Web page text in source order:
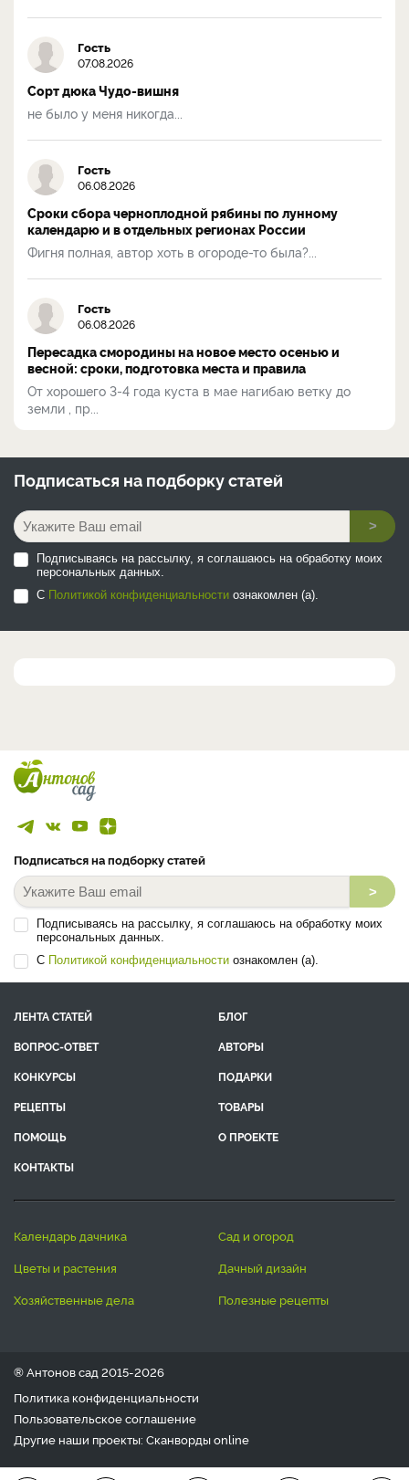
Гость
07.08.2026
Сорт дюка Чудо-вишня
не было у меня никогда...
Гость
06.08.2026
Сроки сбора черноплодной рябины по лунному
календарю и в отдельных регионах России
Фигня полная, автор хоть в огороде-то была?...
Гость
06.08.2026
Пересадка смородины на новое место осенью и
весной: сроки, подготовка места и правила
От хорошего 3-4 года куста в мае нагибаю ветку до
земли , пр...
Подписаться на подборку статей
>
Подписываясь на рассылку, я соглашаюсь на обработку моих
персональных данных.
С Политикой конфиденциальности ознакомлен (а).
Подписаться на подборку статей
>
Подписываясь на рассылку, я соглашаюсь на обработку моих
персональных данных.
С Политикой конфиденциальности ознакомлен (а).
ЛЕНТА СТАТЕЙ
БЛОГ
ВОПРОС-ОТВЕТ
АВТОРЫ
КОНКУРСЫ
ПОДАРКИ
РЕЦЕПТЫ
ТОВАРЫ
ПОМОЩЬ
О ПРОЕКТЕ
КОНТАКТЫ
календарь дачника
сад и огород
цветы и растения
дачный дизайн
хозяйственные дела
полезные рецепты
® Антонов сад 2015-2026
Политика конфиденциальности
Пользовательское соглашение
Другие наши проекты: Сканвордыonline
Любое использование материала допускается только с